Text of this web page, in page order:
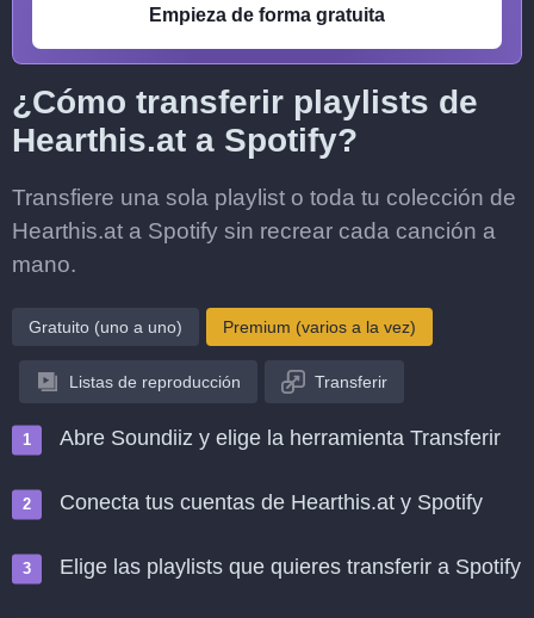
Empieza de forma gratuita
¿Cómo transferir playlists de
Hearthis.at a Spotify?
Transfiere una sola playlist o toda tu colección de
Hearthis.at a Spotify sin recrear cada canción a
mano.
Gratuito (uno a uno) Premium (varios a la vez)
Listas de reproducción Transferir
Abre Soundiiz y elige la herramienta Transferir
Conecta tus cuentas de Hearthis.at y Spotify
Elige las playlists que quieres transferir a Spotify